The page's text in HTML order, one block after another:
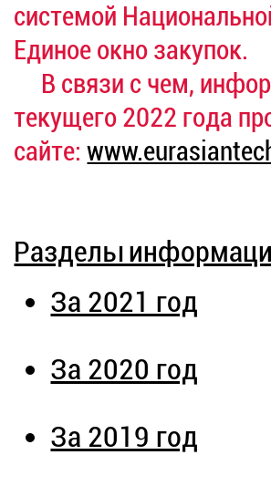
системой
Единое окно закупок.
В связи с чем,
текущего 2022 года
сайте:
Разделы
За 2021 год
За 2020 год
За 2019 год